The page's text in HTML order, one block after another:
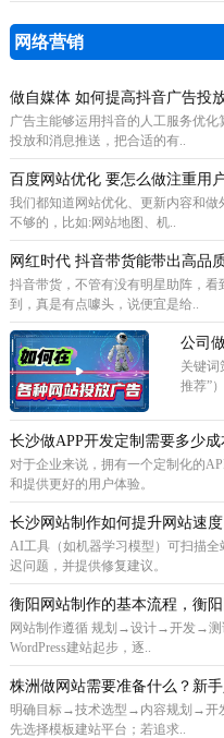
网络营销
做自媒体 如何提高抖音广告投
广告主能够运用抖音的人工服务优
投放和消息推送，把合适的有..
百度网站优化 要怎么做注重用
我们都知道网站优化、更新内容和
不够的，比如:网站地图、机..
网红时代 抖音带货能带出高品
抖音带货，不管有没有明星助阵，
到，真是有点噱头，说便宜是给..
公司
关键词
推荐”
长沙做APP开发定制需要多少成
对于企业来说，拥有一个定制化的
和提供更好的用户体验。
长沙网站制作如何提升网站速度
AI工具（如机器学习模型）可扫描
迟问题，并提供修复建议。
衡阳网站制作的基本流程，衡阳
网站制作遵循 规划→设计→开发→测
WordPress建站起步，逐..
株洲做网站需要准备什么？新
明确目标→技术选型→内容规划→开
先选择模板建站平台；若追求..